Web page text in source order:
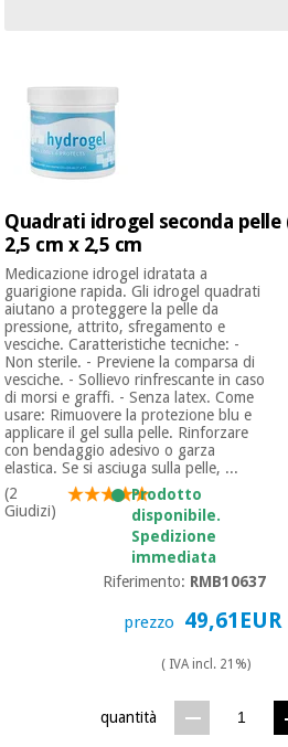
Outlet
Fisaude
Tech
Academy
cinese
Mobili
clinici
Armadi
terapeutici
Materiale
essenziale
per la
protezione
dei
coronavirus
Aerobica,
fitness e
pilates
Veterinario
Offerte
Outlet
Fisaude
Tech
Academy
Attrezzature
mediche
Medicina
cinese
Mobili
clinici
Armadi
terapeutici
Materiale
essenziale
per la
Quadrati idrogel seconda pelle
2,5 cm x 2,5 cm
Medicazione idrogel idratata a
guarigione rapida. Gli idrogel quadrati
aiutano a proteggere la pelle da
pressione, attrito, sfregamento e
vesciche. Caratteristiche tecniche: -
Non sterile. - Previene la comparsa di
vesciche. - Sollievo rinfrescante in caso
di morsi e graffi. - Senza latex. Come
usare: Rimuovere la protezione blu e
applicare il gel sulla pelle. Rinforzare
con bendaggio adesivo o garza
elastica. Se si asciuga sulla pelle, ...
(2
Giudizi)
Prodotto
disponibile.
Spedizione
immediata
Riferimento: RMB10637
prezzo 49,61EUR
( IVA incl. 21%)
quantità